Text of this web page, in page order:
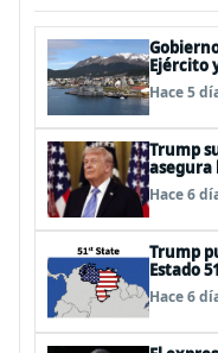
Ejército
Hace 5
Trump
asegura
acuerdo»
Hace 6
Trump
Estado
Hace 6